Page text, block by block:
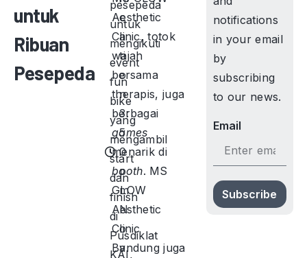
untuk
Ribuan
Pesepeda
c
a
ti
o
n
3:
5
0
p
m
N
o
v
pesepeda
untuk
mengikuti
event
fun
bike
yang
mengambil
start
dan
finish
di
Pusdiklat
KAI,
Aesthetic
Clinic, totok
wajah
bersama
therapis, juga
berbagai
games
menarik di
booth. MS
GLOW
Aesthetic
Clinic
Bandung juga
notifications
in your email
by
subscribing
to our news.
Email
Subscribe